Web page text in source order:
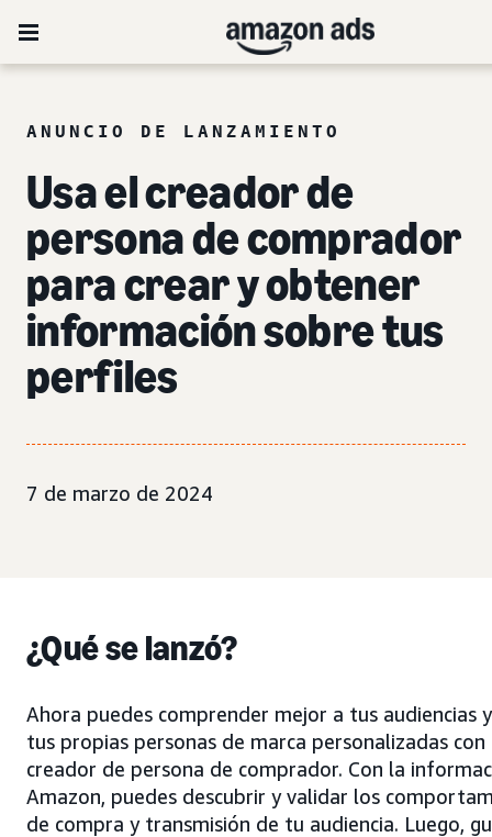
ANUNCIO DE LANZAMIENTO
Usa el creador de
persona de comprador
para crear y obtener
información sobre tus
perfiles
7 de marzo de 2024
¿Qué se lanzó?
Ahora puedes comprender mejor a tus audiencias
tus propias personas de marca personalizadas con
creador de persona de comprador. Con la
Amazon, puedes descubrir y validar los
de compra y transmisión de tu audiencia. Luego,